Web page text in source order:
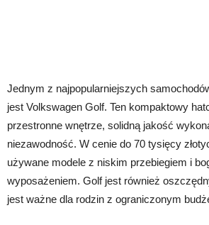
Jednym z najpopularniejszych
jest Volkswagen Golf. Ten kompaktowy
przestronne wnętrze, solidną jakość
niezawodność. W cenie do 70 tysięcy
używane modele z niskim przebiegiem i
wyposażeniem. Golf jest również
jest ważne dla rodzin z ograniczonym